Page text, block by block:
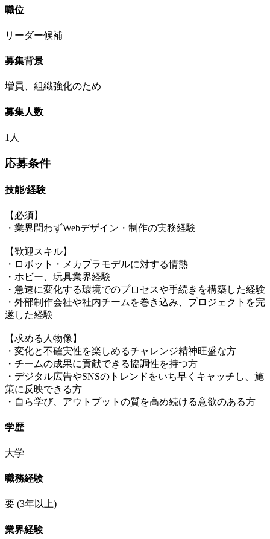
職位
リーダー候補
募集背景
増員、組織強化のため
募集人数
1人
応募条件
技能/経験
【必須】
・業界問わずWebデザイン・制作の実務経験
【歓迎スキル】
・ロボット・メカプラモデルに対する情熱
・ホビー、玩具業界経験
・急速に変化する環境でのプロセスや手続きを構築した経験
・外部制作会社や社内チームを巻き込み、プロジェクトを完
遂した経験
【求める人物像】
・変化と不確実性を楽しめるチャレンジ精神旺盛な方
・チームの成果に貢献できる協調性を持つ方
・デジタル広告やSNSのトレンドをいち早くキャッチし、施
策に反映できる方
・自ら学び、アウトプットの質を高め続ける意欲のある方
学歴
大学
職務経験
要 (3年以上)
業界経験